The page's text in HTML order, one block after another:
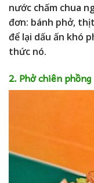
nước chấm chua
đơn: bánh phở,
để lại dấu ấn khó
thức nó.
2. Phở chiên phồng